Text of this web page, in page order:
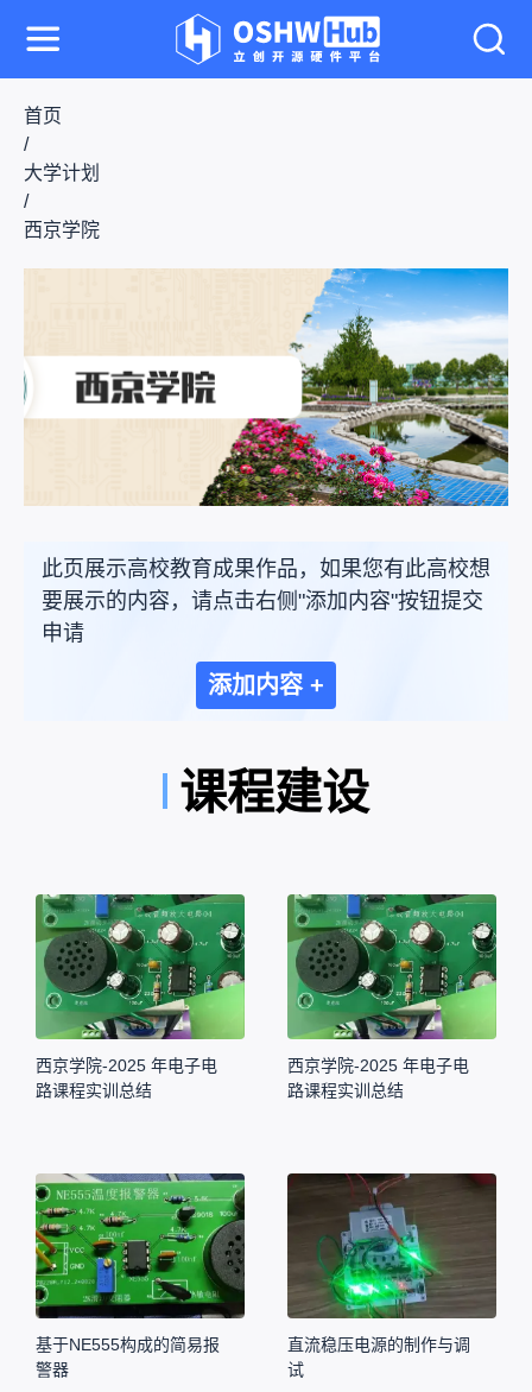
首页
/
大学计划
/
西京学院
此页展示高校教育成果作品，如果您有此高校想
要展示的内容，请点击右侧"添加内容"按钮提交
申请
添加内容 +
课程建设
西京学院-2025 年电子电
路课程实训总结
西京学院-2025 年电子电
路课程实训总结
基于NE555构成的简易报
警器
直流稳压电源的制作与调
试